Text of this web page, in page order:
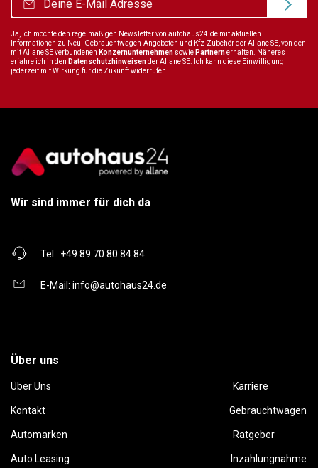
Ja, ich möchte den regelmäßigen Newsletter von autohaus24.de mit aktuellen
Informationen zu Neu- Gebrauchtwagen-Angeboten und Kfz-Zubehör der Allane SE, von den
mit Allane SE verbundenen Konzernunternehmen sowie Partnernerhalten. Näheres
erfahre ich in den Datenschutzhinweisender Allane SE. Ich kann diese Einwilligung
jederzeit mit Wirkung für die Zukunft widerrufen.
Wir sind immer für dich da
Tel.: +49 89 70 80 84 84
E-Mail: info@autohaus24.de
Über uns
Über Uns Karriere
Kontakt Gebrauchtwagen
Automarken Ratgeber
Auto Leasing Inzahlungnahme